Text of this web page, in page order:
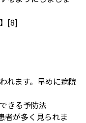
[8]
れます。早めに病院
きる予防法
者が多く見られま